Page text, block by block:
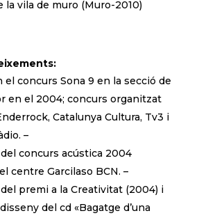
la vila de muro (Muro-2010)
el concurs Sona 9 en la secció de
en el 2004; concurs organitzat
Catalunya Cultura, Tv3 i
–
concurs acústica 2004
centre Garcilaso BCN. –
premi a la Creativitat (2004) i
del cd «Bagatge d’una